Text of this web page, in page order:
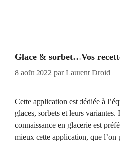
Glace & sorbet…Vos
8 août 2022 parLaurent Droid
Cette application est dédiée à
glaces, sorbets et leurs variantes.
connaissance en glacerie est
mieux cette application, que l’on